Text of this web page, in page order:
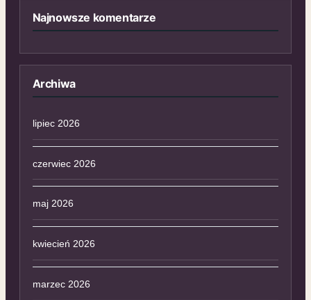
Najnowsze komentarze
Archiwa
lipiec 2026
czerwiec 2026
maj 2026
kwiecień 2026
marzec 2026